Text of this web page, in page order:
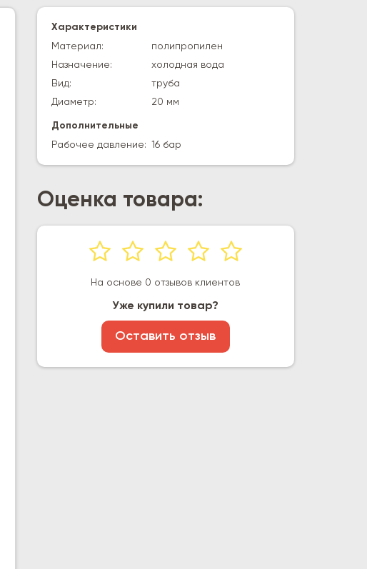
Характеристики
Материал:
полипропилен
Назначение:
холодная вода
Вид:
труба
Диаметр:
20 мм
Дополнительные
Рабочее давление: 16 бар
Оценка товара:
На основе 0 отзывов клиентов
Уже купили товар?
Оставить отзыв